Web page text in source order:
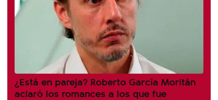
¿Está en pareja? Roberto García Moritán
aclaró los romances a los que fue